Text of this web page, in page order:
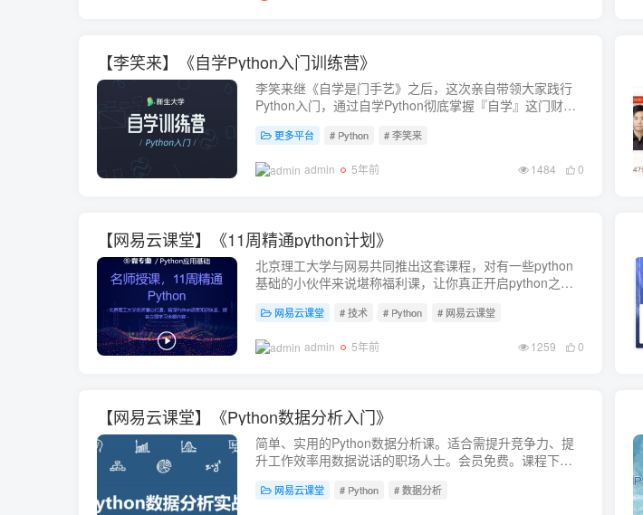
【李笑来】《自学Python入门训练营》
李笑来继《自学是门手艺》之后，这次亲自带领大家践行
Python入门，通过自学Python彻底掌握『自学』这门财富
更多平台 # Python # 李笑来
admin 5年前 1484 0
【网易云课堂】《11周精通python计划》
北京理工大学与网易共同推出这套课程，对有一些python
基础的小伙伴来说堪称福利课，让你真正开启python之
网易云课堂 # 技术 # Python # 网易云课堂
admin 5年前 1259 0
【网易云课堂】《Python数据分析入门》
简单、实用的Python数据分析课。适合需提升竞争力、提
升工作效率用数据说话的职场人士。会员免费。课程下载
网易云课堂 # Python # 数据分析